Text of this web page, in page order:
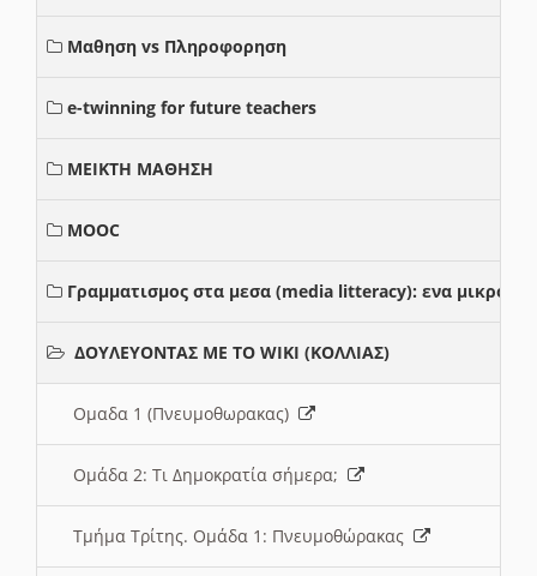
Μαθηση vs Πληροφορηση
e-twinning for future teachers
ΜΕΙΚΤΗ ΜΑΘΗΣΗ
MOOC
Γραμματισμος στα μεσα (media litteracy): ενα μικρο
ΔΟΥΛΕΥΟΝΤΑΣ ΜΕ ΤΟ WIKI (ΚΟΛΛΙΑΣ)
Ομαδα 1 (Πνευμοθωρακας)
Ομάδα 2: Τι Δημοκρατία σήμερα;
Τμήμα Τρίτης. Ομάδα 1: Πνευμοθώρακας